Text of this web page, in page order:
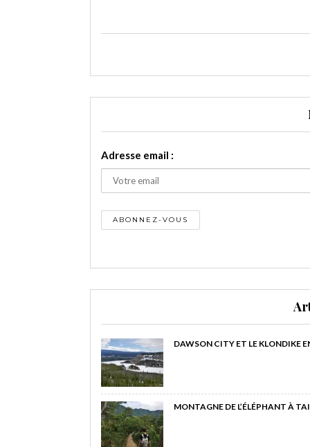
Adresse email :
DAWSON CITY ET LE KLONDIKE
MONTAGNE DE L’ÉLÉPHANT À